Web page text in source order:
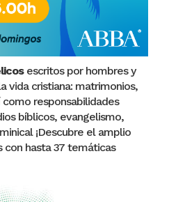
escritos por hombres y
vida cristiana: matrimonios,
responsabilidades
bíblicos, evangelismo,
¡Descubre el amplio
con hasta 37 temáticas